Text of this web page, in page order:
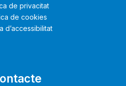
de privacitat
de cookies
d’accessibilitat